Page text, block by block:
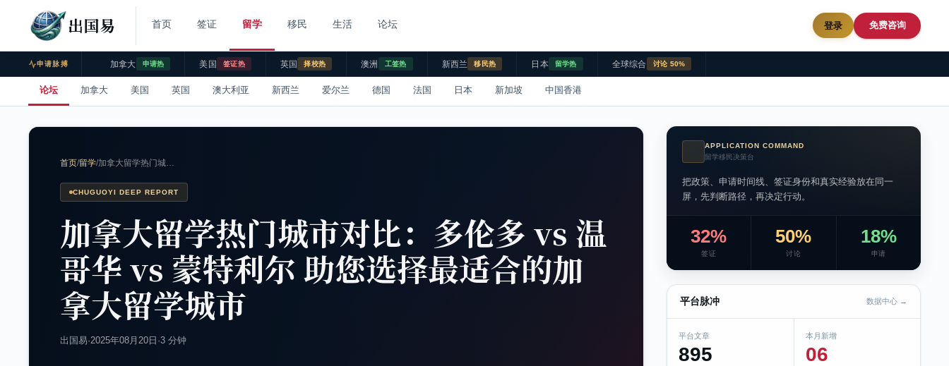
出国易 首页 签证 留学 移民 生活 论坛 登录 免费咨询
申请脉搏 加拿大 申请热 美国 签证热 英国 择校热 澳洲 工签热 新西兰 移民热 日本 留学热 全球综合 讨论 50%
论坛 加拿大 美国 英国 澳大利亚 新西兰 爱尔兰 德国 法国 日本 新加坡 中国香港
首页/留学/加拿大留学热门城…
CHUGUOYI DEEP REPORT
加拿大留学热门城市对比：多伦多 vs 温
哥华 vs 蒙特利尔 助您选择最适合的加
拿大留学城市
出国易·2025年08月20日 ·3 分钟
APPLICATION COMMAND
留学移民决策台
把政策、申请时间线、签证身份和真实经验放在同一
屏，先判断路径，再决定行动。
32%
签证
50%
讨论
18%
申请
平台脉冲 数据中心 →
平台文章
895
本月新增
06